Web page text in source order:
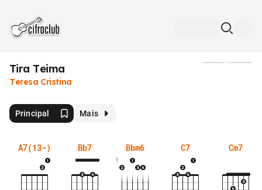
Tira Teima
Teresa Cristina
Principal Mais
A7(13-) Bb7 Bbm6
5
C7 Cm7